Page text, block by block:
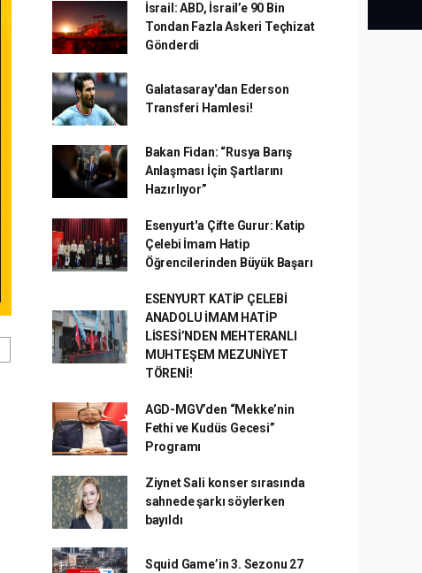
İsrail: ABD, İsrail’e 90 Bin
Tondan Fazla Askeri Teçhizat
Gönderdi
Galatasaray'dan Ederson
Transferi Hamlesi!
Bakan Fidan: “Rusya Barış
Anlaşması İçin Şartlarını
Hazırlıyor”
Esenyurt'a Çifte Gurur: Katip
Çelebi İmam Hatip
Öğrencilerinden Büyük Başarı
ESENYURT KATİP ÇELEBİ
ANADOLU İMAM HATİP
LİSESİ’NDEN MEHTERANLI
MUHTEŞEM MEZUNİYET
TÖRENİ!
AGD-MGV’den “Mekke’nin
Fethi ve Kudüs Gecesi”
Programı
Ziynet Sali konser sırasında
sahnede şarkı söylerken
bayıldı
Squid Game’in 3. Sezonu 27